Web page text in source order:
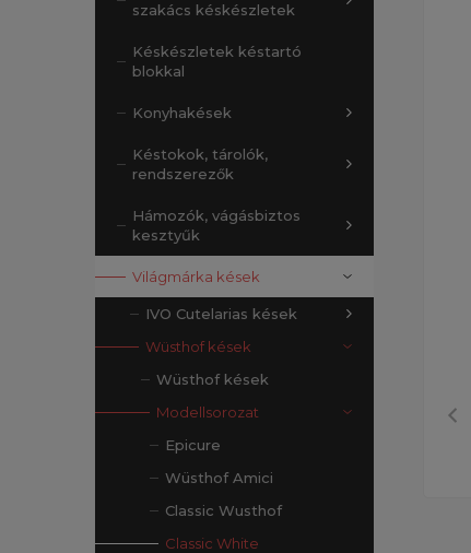
szakács késkészletek
Késkészletek késtartó
blokkal
Konyhakések
Késtokok, tárolók,
rendszerezők
Hámozók, vágásbiztos
kesztyűk
Világmárka kések
IVO Cutelarias kések
Wüsthof kések
Wüsthof kések
Modellsorozat
Epicure
Wüsthof Amici
Classic Wusthof
Classic White